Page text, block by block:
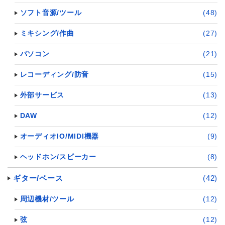
ソフト音源/ツール (48)
ミキシング/作曲 (27)
パソコン (21)
レコーディング/防音 (15)
外部サービス (13)
DAW (12)
オーディオIO/MIDI機器 (9)
ヘッドホン/スピーカー (8)
ギター/ベース (42)
周辺機材/ツール (12)
弦 (12)